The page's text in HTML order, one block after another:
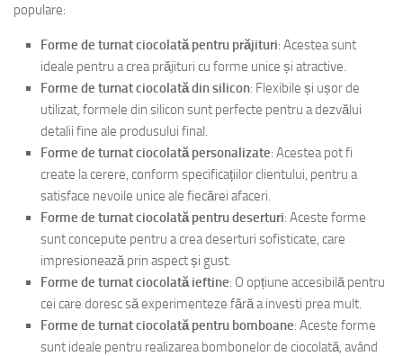
populare:
Forme de turnat ciocolată pentru prăjituri: Acestea sunt
ideale pentru a crea prăjituri cu forme unice și atractive.
Forme de turnat ciocolată din silicon: Flexibile și ușor de
utilizat, formele din silicon sunt perfecte pentru a dezvălui
detalii fine ale produsului final.
Forme de turnat ciocolată personalizate: Acestea pot fi
create la cerere, conform specificațiilor clientului, pentru a
satisface nevoile unice ale fiecărei afaceri.
Forme de turnat ciocolată pentru deserturi: Aceste forme
sunt concepute pentru a crea deserturi sofisticate, care
impresionează prin aspect și gust.
Forme de turnat ciocolată ieftine: O opțiune accesibilă pentru
cei care doresc să experimenteze fără a investi prea mult.
Forme de turnat ciocolată pentru bomboane: Aceste forme
sunt ideale pentru realizarea bombonelor de ciocolată, având